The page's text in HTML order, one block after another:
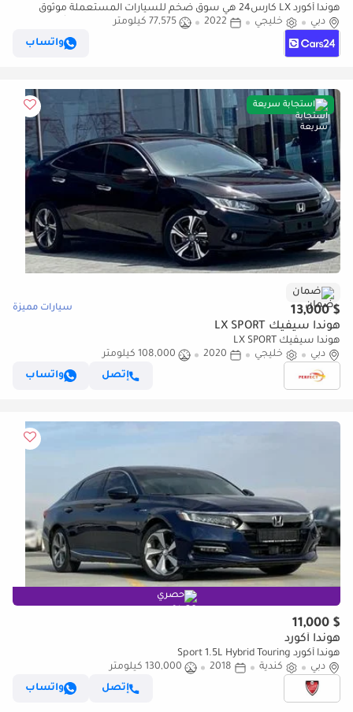
هوندا أكورد LX كارس24 هي سوق ضخم للسيارات المستعملة موثوق
ومضمون ٪كارس24 هي سوق ضخم للسيارات المستعملة موثوق
دبي خليجي 2022
77,575 كيلومتر
واتساب
استجابة سريعة
ضمان
$ 13,000 سيارات مميزة
هوندا سيفيك LX SPORT
هوندا سيفيك LX SPORT
دبي
خليجي 2020
108,000 كيلومتر
إتصل
واتساب
حصري
$ 11,000
هوندا أكورد
هوندا أكورد Sport 1.5L Hybrid Touring
دبي
كندية 2018
130,000 كيلومتر
إتصل
واتساب